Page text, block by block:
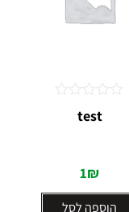
test
1₪
הוספה לסל